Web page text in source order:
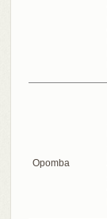
Opomba